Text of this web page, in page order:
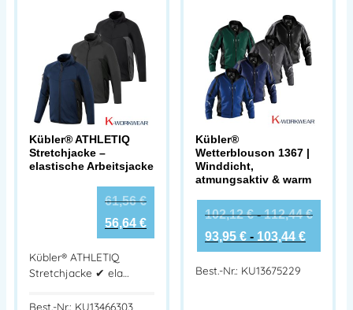
Kübler® ATHLETIQ
Stretchjacke –
elastische Arbeitsjacke
61,56€
56,64 €
Kübler® ATHLETIQ
Stretchjacke ✔ ela…
Best.-Nr.: KU13466303
Kübler®
Wetterblouson 1367 |
Winddicht,
atmungsaktiv & warm
102,12€-112,44€
93,95 €- 103,44 €
Best.-Nr.: KU13675229